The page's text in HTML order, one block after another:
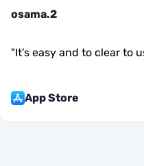
osama.2
"It’s easy and to clear to
App Store